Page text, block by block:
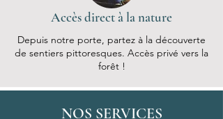
Accès direct à la nature
Depuis notre porte, partez à la découverte
de sentiers pittoresques. Accès privé vers la
forêt !
NOS SERVICES